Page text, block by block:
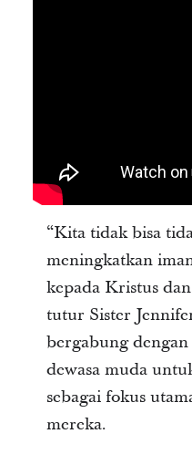
“Kita tidak bisa
meningkatkan
kepada Kristus
tutur Sister
bergabung
dewasa muda
sebagai fokus
mereka.